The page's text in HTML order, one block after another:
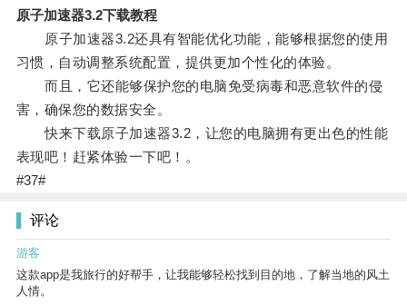
原子加速器3.2下载教程
原子加速器3.2还具有智能优化功能，能够根据您的使用
习惯，自动调整系统配置，提供更加个性化的体验。
而且，它还能够保护您的电脑免受病毒和恶意软件的侵
害，确保您的数据安全。
快来下载原子加速器3.2，让您的电脑拥有更出色的性能
表现吧！赶紧体验一下吧！。
#37#
评论
游客
这款app是我旅行的好帮手，让我能够轻松找到目的地，了解当地的风土
人情。